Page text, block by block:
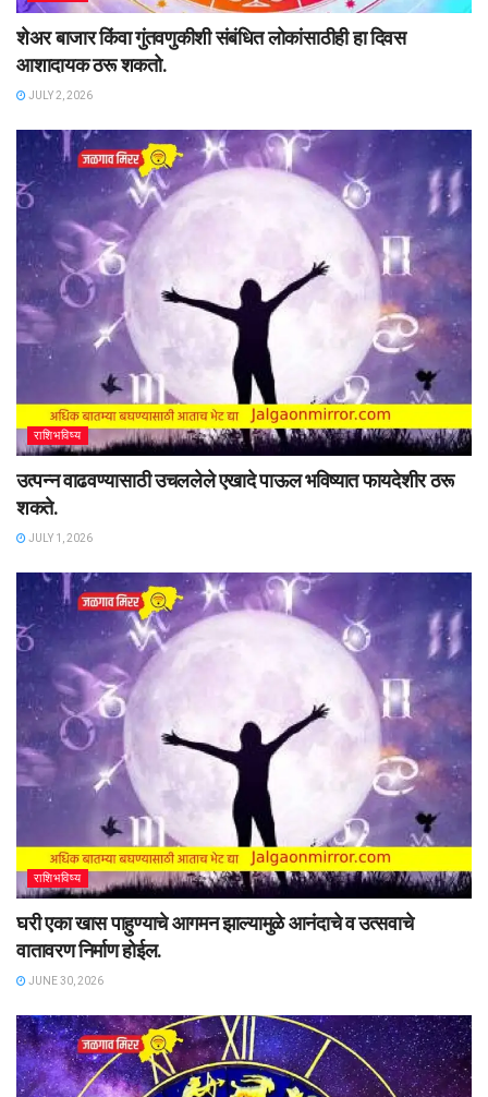
शेअर बाजार किंवा गुंतवणुकीशी संबंधित लोकांसाठीही हा दिवस
आशादायक ठरू शकतो.
JULY 2, 2026
राशिभविष्य
उत्पन्न वाढवण्यासाठी उचललेले एखादे पाऊल भविष्यात फायदेशीर ठरू
शकते.
JULY 1, 2026
राशिभविष्य
घरी एका खास पाहुण्याचे आगमन झाल्यामुळे आनंदाचे व उत्सवाचे
वातावरण निर्माण होईल.
JUNE 30, 2026